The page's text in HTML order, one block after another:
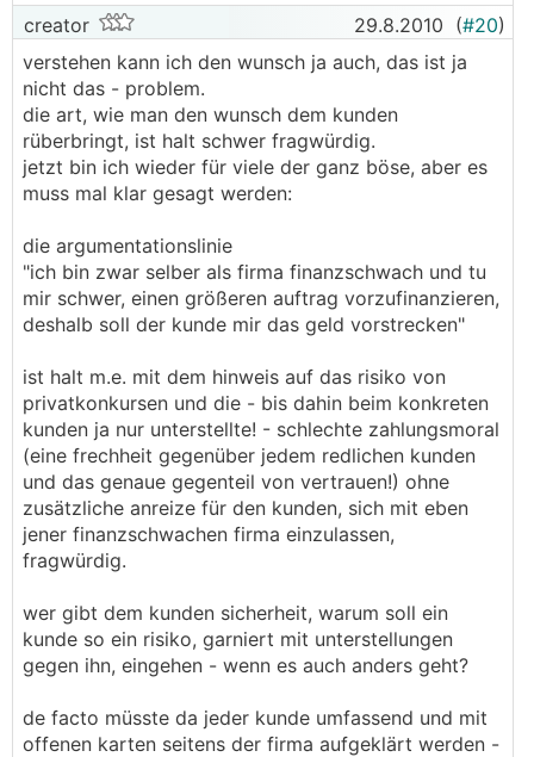
creator 29.8.2010 (#20)
verstehen kann ich den wunsch ja auch, das ist ja
nicht das - problem.
die art, wie man den wunsch dem kunden
rüberbringt, ist halt schwer fragwürdig.
jetzt bin ich wieder für viele der ganz böse, aber es
muss mal klar gesagt werden:
die argumentationslinie
"ich bin zwar selber als firma finanzschwach und tu
mir schwer, einen größeren auftrag vorzufinanzieren,
deshalb soll der kunde mir das geld vorstrecken"
ist halt m.e. mit dem hinweis auf das risiko von
privatkonkursen und die - bis dahin beim konkreten
kunden ja nur unterstellte! - schlechte zahlungsmoral
(eine frechheit gegenüber jedem redlichen kunden
und das genaue gegenteil von vertrauen!) ohne
zusätzliche anreize für den kunden, sich mit eben
jener finanzschwachen firma einzulassen,
fragwürdig.
wer gibt dem kunden sicherheit, warum soll ein
kunde so ein risiko, garniert mit unterstellungen
gegen ihn, eingehen - wenn es auch anders geht?
de facto müsste da jeder kunde umfassend und mit
offenen karten seitens der firma aufgeklärt werden -